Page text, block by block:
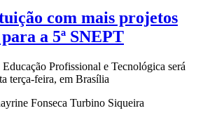
com mais projetos
a 5ª SNEPT
Profissional e Tecnológica será
terça-feira, em Brasília
Fonseca Turbino Siqueira